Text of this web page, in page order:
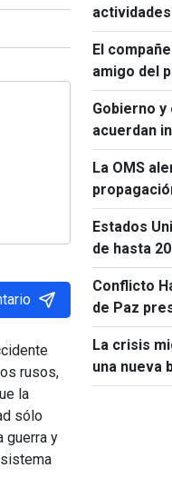
rusos,
la
sólo
guerra y
de Ho Chi
El
amigo del
Gobierno
acuerdan
La OMS
República
Estados
de hasta
Conflicto
de Paz
15 puntos
La crisis
una nueva
Europea